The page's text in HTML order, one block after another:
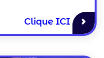
Clique ICI